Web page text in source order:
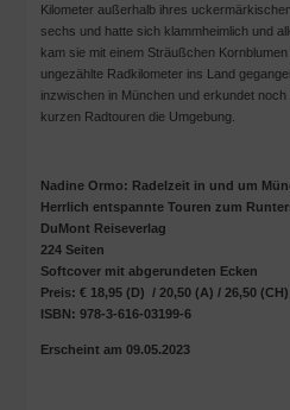
Kilometer außerhalb ihres
sechs und hatte sich klammheimlich und
kam sie mit einem Sträußchen
ungezählte Radkilometer ins Land
inzwischen in München und erkundet
kurzen Radtouren die Umgebung.
Nadine Ormo: Radelzeit in und um
Herrlich entspannte Touren zum
DuMont Reiseverlag
224 Seiten
Softcover mit abgerundeten Ecken
Preis: € 18,95 (D) / 20,50 (A) / 26,50 (CH)
ISBN: 978-3-616-03199-6
Erscheint am 09.05.2023